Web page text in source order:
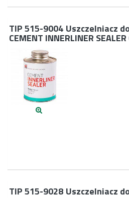
TIP 515-9004 Uszczelniacz
CEMENT INNERLINER
TIP 515-9028 Uszczelniacz